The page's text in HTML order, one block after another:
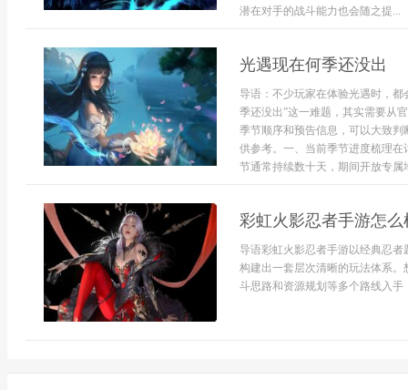
潜在对手的战斗能力也会随之提...
光遇现在何季还没出
导语：不少玩家在体验光遇时，
季还没出”这一难题，其实需要从
季节顺序和预告信息，可以大致
供参考。一、当前季节进度梳理
节通常持续数十天，期间开放专属
彩虹火影忍者手游怎么
导语彩虹火影忍者手游以经典忍
构建出一套层次清晰的玩法体系
斗思路和资源规划等多个路线入